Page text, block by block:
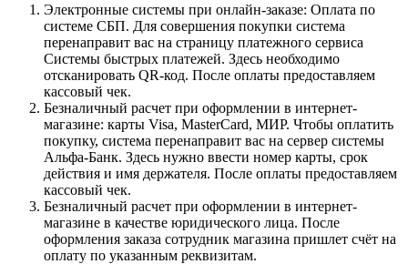
Электронные системы при онлайн-заказе: Оплата по
системе СБП. Для совершения покупки система
перенаправит вас на страницу платежного сервиса
Системы быстрых платежей. Здесь необходимо
отсканировать QR-код. После оплаты предоставляем
кассовый чек.
Безналичный расчет при оформлении в интернет-
магазине: карты Visa, MasterCard, МИР. Чтобы оплатить
покупку, система перенаправит вас на сервер системы
Альфа-Банк. Здесь нужно ввести номер карты, срок
действия и имя держателя. После оплаты предоставляем
кассовый чек.
Безналичный расчет при оформлении в интернет-
магазине в качестве юридического лица. После
оформления заказа сотрудник магазина пришлет счёт на
оплату по указанным реквизитам.